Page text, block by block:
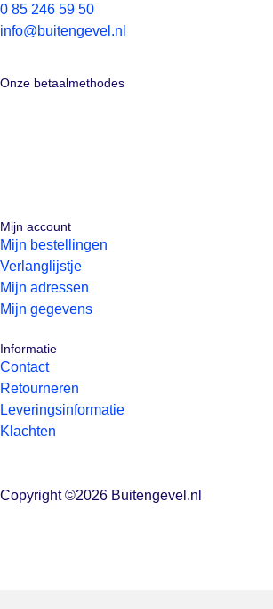
0 85 246 59 50
info@buitengevel.nl
Onze betaalmethodes
Mijn account
Mijn bestellingen
Verlanglijstje
Mijn adressen
Mijn gegevens
Informatie
Contact
Retourneren
Leveringsinformatie
Klachten
Copyright ©2026 Buitengevel.nl